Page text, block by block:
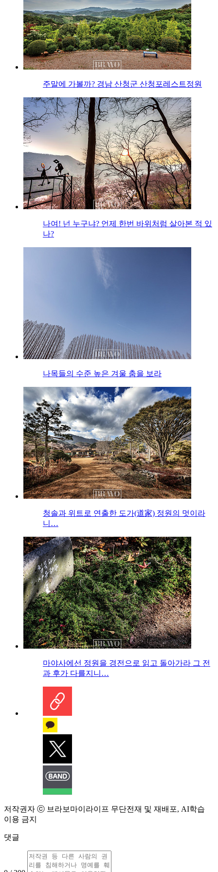
주말에 가볼까? 경남 산청군 산청포레스트정원
나여! 넌 누구냐? 언제 한번 바위처럼 살아본 적 있
나?
나목들의 수준 높은 겨울 춤을 보라
청솔과 위트로 연출한 도가(道家) 정원의 멋이라
니…
마야사에선 정원을 경전으로 읽고 돌아가라 그 전
과 후가 다를지니…
저작권자 ⓒ 브라보마이라이프 무단전재 및 재배포, AI학습
이용 금지
댓글